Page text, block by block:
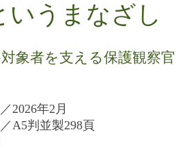
いうまなざし
象者を支える保護観察官
2026年2月
A5判並製298頁